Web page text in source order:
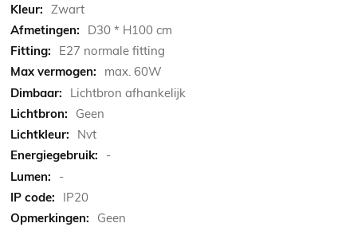
Zwart
D30 * H100 cm
E27 normale fitting
max. 60W
Lichtbron afhankelijk
Geen
Nvt
-
-
IP20
Geen